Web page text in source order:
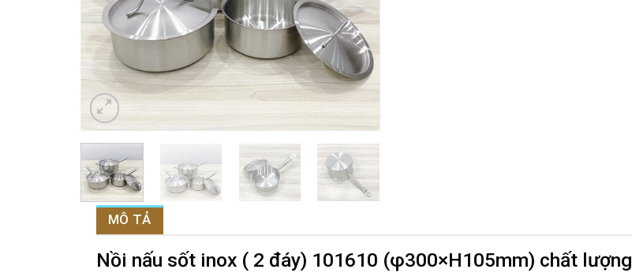
MÔ TẢ
Nồi nấu sốt inox ( 2 đáy) 101610 (φ300×H105mm) chất lượng